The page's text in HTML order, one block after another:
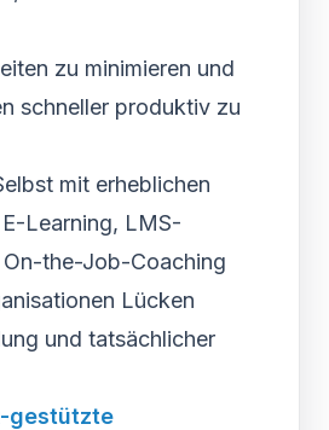
zu minimieren und
schneller produktiv zu
mit erheblichen
Learning, LMS-
the-Job-Coaching
Lücken
und tatsächlicher
gestützte